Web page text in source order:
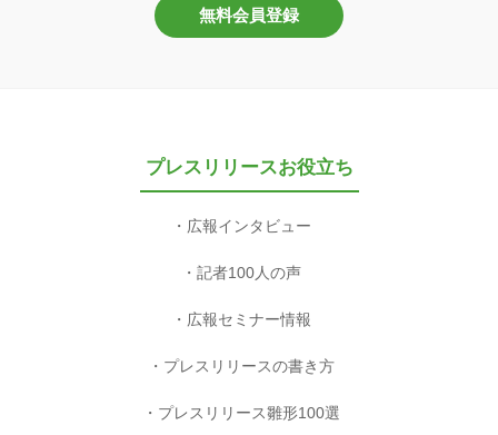
無料会員登録
プレスリリースお役立ち
広報インタビュー
記者100人の声
広報セミナー情報
プレスリリースの書き方
プレスリリース雛形100選